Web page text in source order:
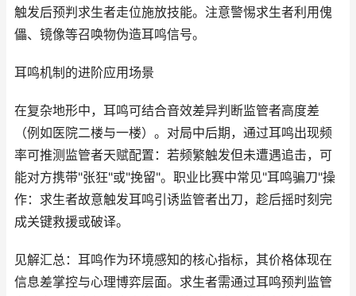
触发后预判求生者走位施放技能。注意警惕求生者利用傀
儡、镜像等召唤物伪造耳鸣信号。
耳鸣机制的进阶应用场景
在复杂地形中，耳鸣可结合音效差异判断监管者高度差
（例如医院二楼与一楼）。对局中后期，通过耳鸣出现频
率可推测监管者天赋配置：若频繁触发但未遭遇追击，可
能对方携带"张狂"或"挽留"。职业比赛中常见"耳鸣骗刀"操
作：求生者故意触发耳鸣引诱监管者出刀，趁后摇时刻完
成关键救援或破译。
见解汇总：耳鸣作为环境感知的核心指标，其价格体现在
信息差掌控与心理博弈层面。求生者需通过耳鸣预判监管